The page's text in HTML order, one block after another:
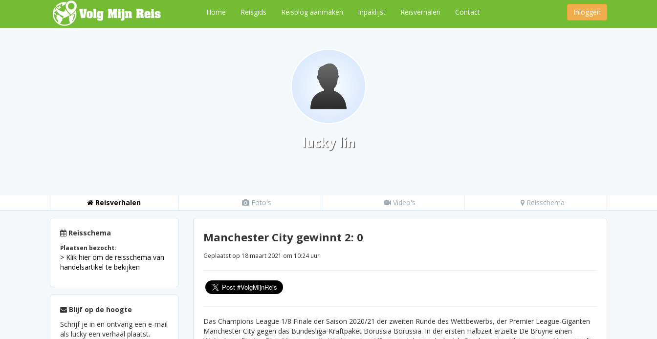
Home Reisgids Reisblog aanmaken Inpaklijst Reisverhalen Contact Inloggen
lucky lin
Reisverhalen Foto's Video's Reisschema
Reisschema
Plaatsen bezocht:
> Klik hier om de reisschema van
handelsartikel te bekijken
Blijf op de hoogte
Schrijf je in en ontvang een e-mail
als lucky een verhaal plaatst.
Manchester City gewinnt 2: 0
Geplaatst op 18 maart 2021 om 10:24 uur
Das Champions League 1/8 Finale der Saison 2020/21 der zweiten Runde des Wettbewerbs, der Premier League-Giganten
Manchester City gegen das Bundesliga-Kraftpaket Borussia Borussia. In der ersten Halbzeit erzielte De Bruyne einen